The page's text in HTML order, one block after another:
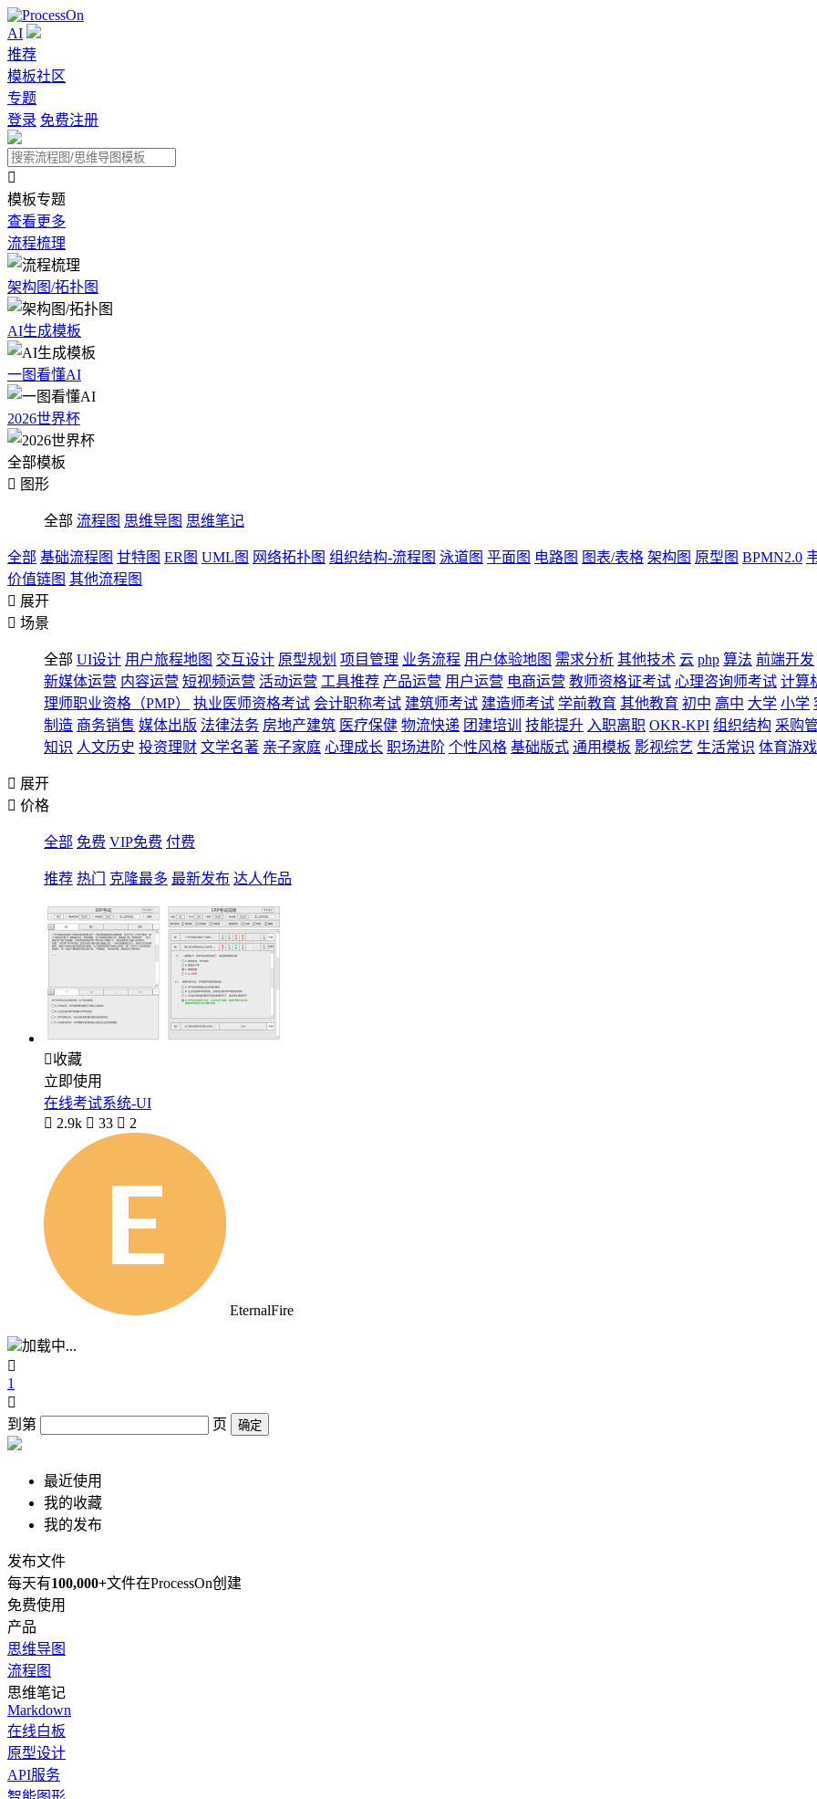
AI
推荐
模板社区
专题
登录 免费注册

模板专题
查看更多
流程梳理
架构图/拓扑图
AI生成模板
一图看懂AI
2026世界杯
全部模板
 图形
全部 流程图 思维导图 思维笔记
全部 基础流程图 甘特图 ER图 UML图 网络拓扑图 组织结构-流程图 泳道图 平面图 电路图 图表/表格 架构图 原型图 BPMN2.0
价值链图 其他流程图
 展开
 场景
全部 UI设计 用户旅程地图 交互设计 原型规划 项目管理 业务流程 用户体验地图 需求分析 其他技术 云 php 算法 前端开发
新媒体运营 内容运营 短视频运营 活动运营 工具推荐 产品运营 用户运营 电商运营 教师资格证考试 心理咨询师考试 计算
理师职业资格（PMP）
执业医师资格考试 会计职称考试 建筑师考试 建造师考试 学前教育 其他教育 初中 高中 大学 小学
制造 商务销售 媒体出版 法律法务 房地产建筑 医疗保健 物流快递 团建培训 技能提升 入职离职 OKR-KPI 组织结构 采购
知识 人文历史 投资理财 文学名著 亲子家庭 心理成长 职场进阶 个性风格 基础版式 通用模板 影视综艺 生活常识 体育游戏
 展开
 价格
全部 免费 VIP免费 付费
推荐 热门 克隆最多 最新发布 达人作品
收藏
立即使用
在线考试系统-UI
 2.9k  33  2
EternalFire
加载中...

1

到第
页 确定
最近使用
我的收藏
我的发布
发布文件
每天有100,000+文件在ProcessOn创建
免费使用
产品
思维导图
流程图
思维笔记
Markdown
在线白板
原型设计
API服务